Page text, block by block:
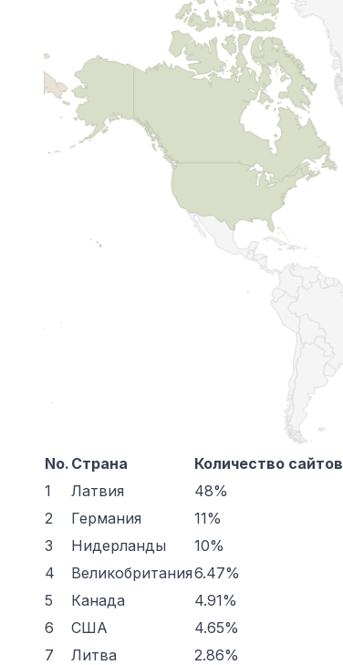
No. Страна
Количество сайтов
1
Латвия
48%
2
Германия
11%
3
Нидерланды
10%
4
Великобритания6.47%
5
Канада
4.91%
6
США
4.65%
7
Литва
2.86%